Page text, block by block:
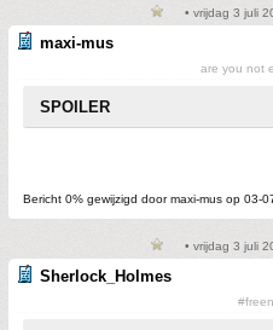
• vrijdag 3 juli
maxi-mus
are you not
SPOILER
Bericht 0% gewijzigd door maxi-mus op 03-
• vrijdag 3 juli
Sherlock_Holmes